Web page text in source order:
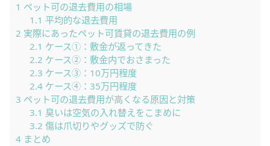
1 ペット可の退去費用の相場
1.1 平均的な退去費用
2 実際にあったペット可賃貸の退去費用の例
2.1 ケース①：敷金が返ってきた
2.2 ケース②：敷金内でおさまった
2.3 ケース③：10万円程度
2.4ケース④：35万円程度
3 ペット可の退去費用が高くなる原因と対策
3.1 臭いは空気の入れ替えをこまめに
3.2 傷は爪切りやグッズで防ぐ
4 まとめ